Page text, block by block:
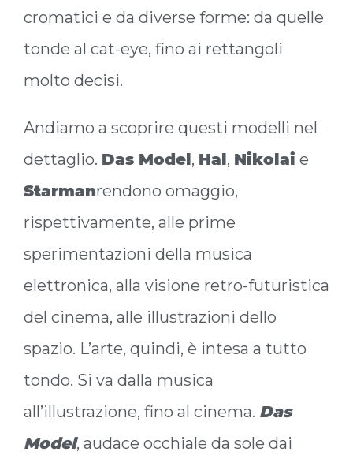
cromatici e da diverse forme: da quelle
tonde al cat-eye, fino ai rettangoli
molto decisi.
Andiamo a scoprire questi modelli nel
dettaglio. Das Model, Hal, Nikolai e
Starmanrendono omaggio,
rispettivamente, alle prime
sperimentazioni della musica
elettronica, alla visione retro-futuristica
del cinema, alle illustrazioni dello
spazio. L’arte, quindi, è intesa a tutto
tondo. Si va dalla musica
all’illustrazione, fino al cinema. Das
Model, audace occhiale da sole dai